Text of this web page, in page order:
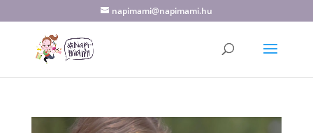
napimami@napimami.hu